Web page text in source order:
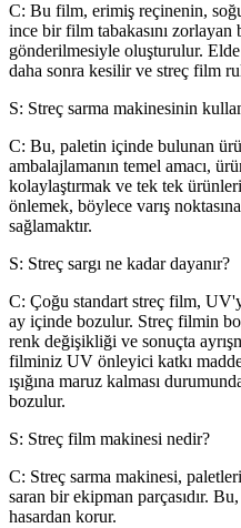
C: Bu film, erimiş reçinenin,
ince bir film tabakasını
gönderilmesiyle oluşturulur.
daha sonra kesilir ve streç film
S: Streç sarma makinesinin
C: Bu, paletin içinde bulunan
ambalajlamanın temel amacı,
kolaylaştırmak ve tek tek
önlemek, böylece varış
sağlamaktır.
S: Streç sargı ne kadar dayanır?
C: Çoğu standart streç film,
ay içinde bozulur. Streç filmin
renk değişikliği ve sonuçta
filminiz UV önleyici katkı
ışığına maruz kalması
bozulur.
S: Streç film makinesi nedir?
C: Streç sarma makinesi,
saran bir ekipman parçasıdır.
hasardan korur.